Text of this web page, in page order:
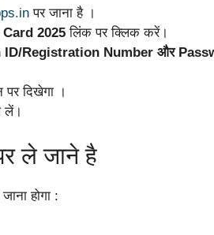
पर जाना है ।
2025 लिंक पर क्लिक करें।
ID/Registration Number और
पर दिखेगा ।
लें।
ले जाने है
होगा :